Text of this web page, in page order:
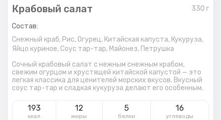
Крабовый салат 330 г
Состав:
Снежный краб, Рис, Огурец, Китайская капуста, Кукуруза,
Яйцо куриное, Соус тар-тар, Майонез, Петрушка
Сочный крабовый салат с нежным снежным крабом,
свежим огурцом и хрустящей китайской капустой — это
легкая классика для ценителей морских вкусов. Вкусный
соус тар-тар и сладкая кукуруза делают его особенным.
193
ккал
12
жиры
5
белки
16
углеводы